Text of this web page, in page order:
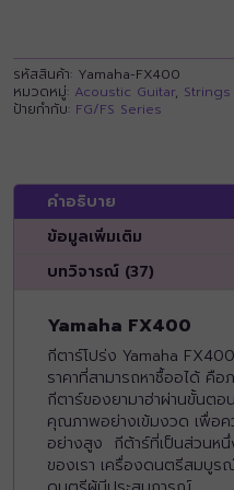
รหัสสินค้า: Yamaha-FX400
หมวดหมู่: Acoustic Guitar, Strings
ป้ายกำกับ: FG/FS Series
คำอธิบาย
ข้อมูลเพิ่มเติม
บทวิจารณ์ (37)
Yamaha FX400
กีตาร์โปร่ง Yamaha
ราคาที่สามารถหาซื้ออได้ คื
กีตาร์ของยามาฮ่าผ่านขั้นต
คุณภาพอย่างเข้มงวด เพื่อค
อย่างสูง กีต้าร์ที่เป็นส่วนหนึ่
ของเรา เครื่องดนตรีสมบูร